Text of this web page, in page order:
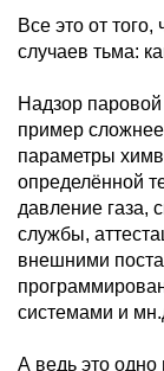
Все это от того,
случаев тьма:
Надзор
пример
параметры
определённой
давление газа,
службы,
внешними
системами и
А ведь это одно